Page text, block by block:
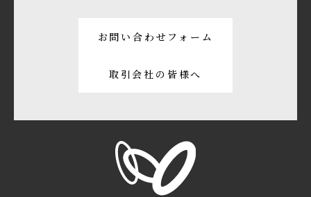
お問い合わせフォーム
取引会社の皆様へ